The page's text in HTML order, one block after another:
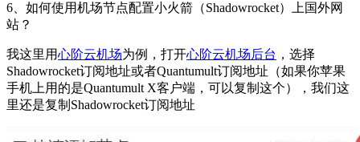
6、如何使用机场节点配置小火箭（Shadowrocket）上国外网
站？
我这里用心阶云机场为例，打开心阶云机场后台 ，选择
Shadowrocket订阅地址或者Quantumult订阅地址（如果你苹果
手机上用的是Quantumult X客户端，可以复制这个），我们这
里还是复制Shadowrocket订阅地址